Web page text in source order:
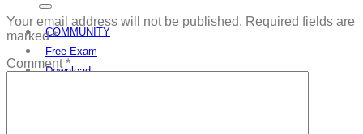
COMMUNITY
Free Exam
Download
Your email address will not be published. Required fields are
marked*
Comment*